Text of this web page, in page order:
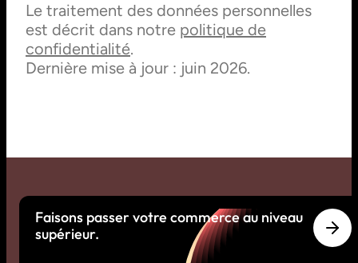
Le traitement des données personnelles
est décrit dans notre politique de
confidentialité.
Dernière mise à jour : juin 2026.
Faisons passer votre commerce au niveau
supérieur.